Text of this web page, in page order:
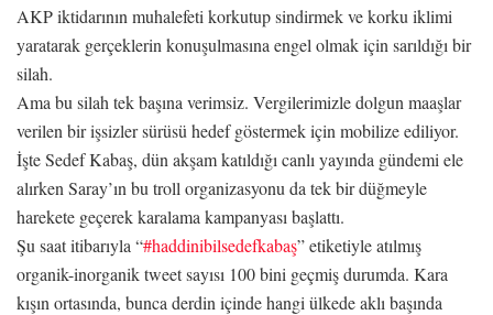
AKP iktidarının muhalefeti korkutup sindirmek ve korku iklimi
yaratarak gerçeklerin konuşulmasına engel olmak için sarıldığı bir
silah.
Ama bu silah tek başına verimsiz. Vergilerimizle dolgun maaşlar
verilen bir işsizler sürüsü hedef göstermek için mobilize ediliyor.
İşte Sedef Kabaş, dün akşam katıldığı canlı yayında gündemi ele
alırken Saray’ın bu troll organizasyonu da tek bir düğmeyle
harekete geçerek karalama kampanyası başlattı.
Şu saat itibarıyla “#haddinibilsedefkabaş” etiketiyle atılmış
organik-inorganik tweet sayısı 100 bini geçmiş durumda. Kara
kışın ortasında, bunca derdin içinde hangi ülkede aklı başında